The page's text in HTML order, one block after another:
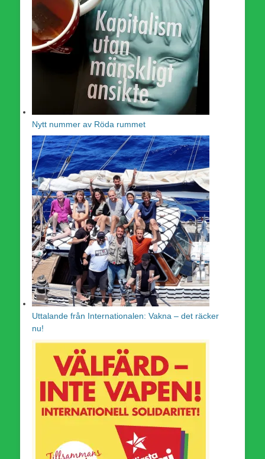
Nytt nummer av Röda rummet
Uttalande från Internationalen: Vakna – det räcker
nu!